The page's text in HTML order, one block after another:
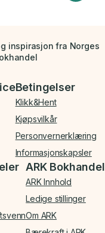
inspirasjon fra Norges
Betingelser
Klikk&Hent
Kjøpsvilkår
Personvernerklæring
Informasjonskapsler
ARK Bokhandel
ARK Innhold
Ledige stillinger
Om ARK